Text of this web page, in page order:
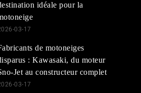
idéale pour la
03-17
de motoneiges
: Kawasaki, du moteur
Jet au constructeur complet
03-17